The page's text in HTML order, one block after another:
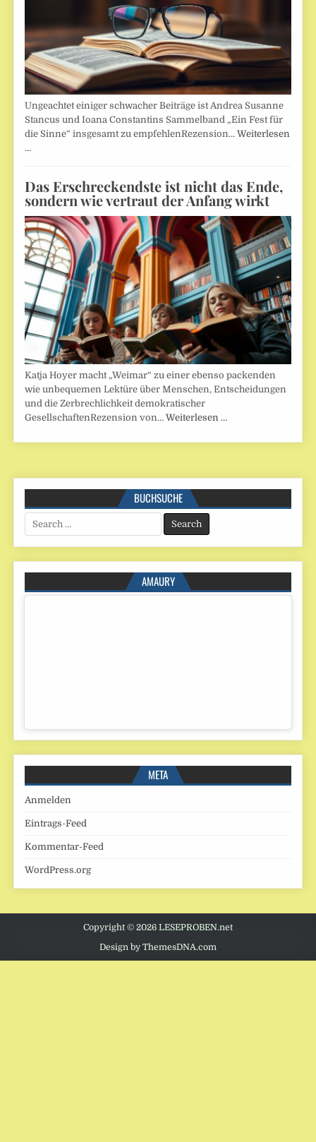
Ungeachtet einiger schwacher Beiträge ist Andrea Susanne
Stancus und Ioana Constantins Sammelband „Ein Fest für
die Sinne“ insgesamt zu empfehlenRezension…Weiterlesen
…
Das Erschreckendste ist nicht das Ende,
sondern wie vertraut der Anfang wirkt
Katja Hoyer macht „Weimar“ zu einer ebenso packenden
wie unbequemen Lektüre über Menschen, Entscheidungen
und die Zerbrechlichkeit demokratischer
GesellschaftenRezension von…Weiterlesen …
BUCHSUCHE
Search
for:
AMAURY
META
Anmelden
Eintrags-Feed
Kommentar-Feed
WordPress.org
Copyright © 2026 LESEPROBEN.net
Design by ThemesDNA.com